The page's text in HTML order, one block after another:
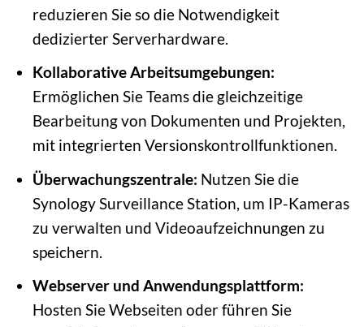
reduzieren Sie so die Notwendigkeit
dedizierter Serverhardware.
Kollaborative Arbeitsumgebungen:
Ermöglichen Sie Teams die gleichzeitige
Bearbeitung von Dokumenten und Projekten,
mit integrierten Versionskontrollfunktionen.
Überwachungszentrale: Nutzen Sie die
Synology Surveillance Station, um IP-Kameras
zu verwalten und Videoaufzeichnungen zu
speichern.
Webserver und Anwendungsplattform:
Hosten Sie Webseiten oder führen Sie